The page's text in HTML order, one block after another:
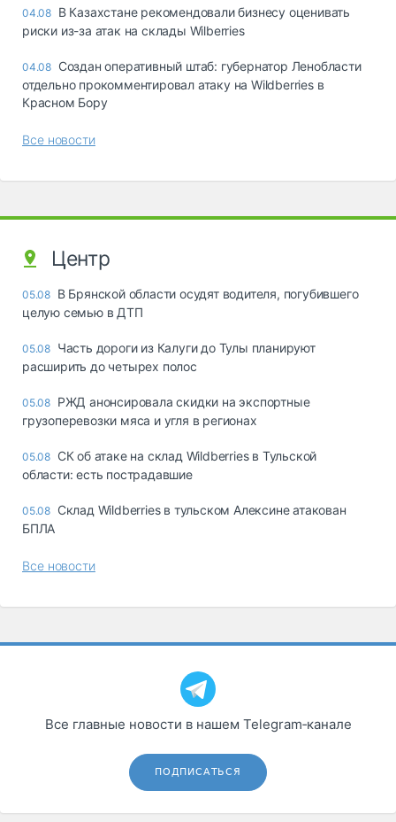
04.08 В Казахстане рекомендовали бизнесу оценивать
риски из-за атак на склады Wilberries
04.08 Создан оперативный штаб: губернатор Ленобласти
отдельно прокомментировал атаку на Wildberries в
Красном Бору
Все новости
Центр
05.08 В Брянской области осудят водителя, погубившего
целую семью в ДТП
05.08 Часть дороги из Калуги до Тулы планируют
расширить до четырех полос
05.08 РЖД анонсировала скидки на экспортные
грузоперевозки мяса и угля в регионах
05.08 СК об атаке на склад Wildberries в Тульской
области: есть пострадавшие
05.08 Склад Wildberries в тульском Алексине атакован
БПЛА
Все новости
Все главные новости в нашем Telegram‑канале
ПОДПИСАТЬСЯ